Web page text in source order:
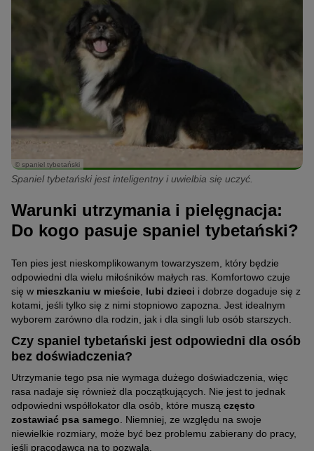
© spaniel tybetański
Spaniel tybetański jest inteligentny i uwielbia się uczyć.
Warunki utrzymania i pielęgnacja:
Do kogo pasuje spaniel tybetański?
Ten pies jest nieskomplikowanym towarzyszem, który będzie
odpowiedni dla wielu miłośników małych ras. Komfortowo czuje
się w mieszkaniu w mieście lubi dzieci i dobrze dogaduje się z
kotami, jeśli tylko się z nimi stopniowo zapozna. Jest idealnym
wyborem zarówno dla rodzin, jak i dla singli lub osób starszych.
Czy spaniel tybetański jest odpowiedni dla osób
bez doświadczenia?
Utrzymanie tego psa nie wymaga dużego doświadczenia, więc
rasa nadaje się również dla początkujących. Nie jest to jednak
odpowiedni współlokator dla osób, które muszą często
zostawiać psa samego . Niemniej, ze względu na swoje
niewielkie rozmiary, może być bez problemu zabierany do pracy,
jeśli pracodawca na to pozwala.